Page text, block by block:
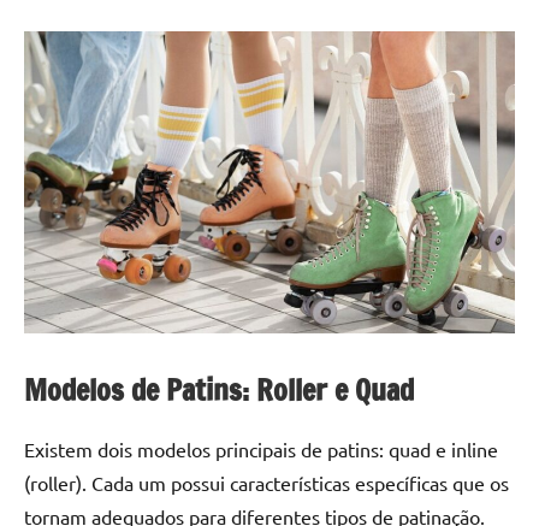
Modelos de Patins: Roller e Quad
Existem dois modelos principais de patins: quad e inline
(roller). Cada um possui características específicas que os
tornam adequados para diferentes tipos de patinação.